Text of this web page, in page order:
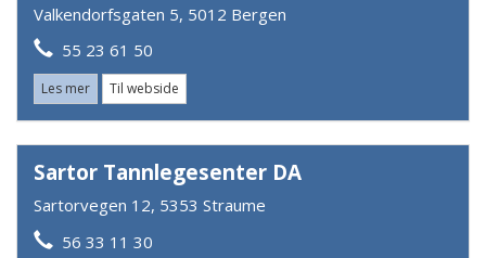
Valkendorfsgaten 5, 5012 Bergen
55 23 61 50
Les mer Til webside
Sartor Tannlegesenter DA
Sartorvegen 12, 5353 Straume
56 33 11 30